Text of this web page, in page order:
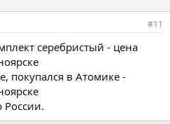
#11
серебристый - цена
покупался в Атомике -